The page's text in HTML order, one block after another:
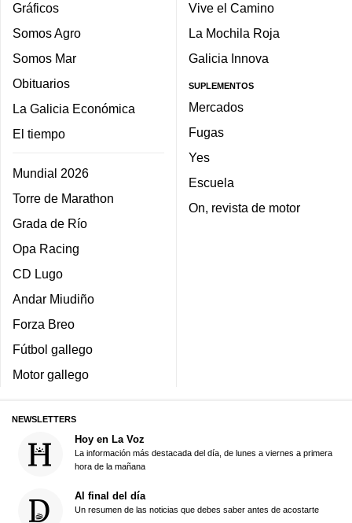
Gráficos
Somos Agro
Somos Mar
Obituarios
La Galicia Económica
El tiempo
Mundial 2026
Torre de Marathon
Grada de Río
Opa Racing
CD Lugo
Andar Miudiño
Forza Breo
Fútbol gallego
Motor gallego
Vive el Camino
La Mochila Roja
Galicia Innova
SUPLEMENTOS
Mercados
Fugas
Yes
Escuela
On, revista de motor
NEWSLETTERS
Hoy en La Voz
La información más destacada del día, de lunes a viernes a primera
hora de la mañana
Al final del día
Un resumen de las noticias que debes saber antes de acostarte